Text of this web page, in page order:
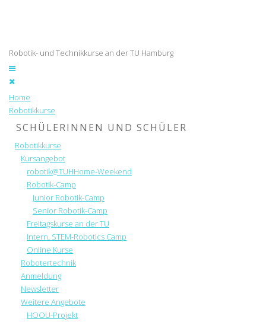
Robotik- und Technikkurse an der TU Hamburg
Home
Robotikkurse
SCHÜLERINNEN UND SCHÜLER
Robotikkurse
Kursangebot
robotik@TUHHome-Weekend
Robotik-Camp
Junior Robotik-Camp
Senior Robotik-Camp
Freitagskurse an der TU
Intern. STEM-Robotics Camp
Online Kurse
Robotertechnik
Anmeldung
Newsletter
Weitere Angebote
HOOU-Projekt